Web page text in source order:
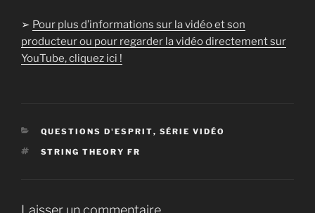
➢ Pour plus d’informations sur la vidéo et son
producteur ou pour regarder la vidéo directement sur
YouTube, cliquez ici !
CATÉGORIES
QUESTIONS D'ESPRIT, SÉRIE VIDÉO
ÉTIQUETTES
STRING THEORY FR
Laisser un commentaire